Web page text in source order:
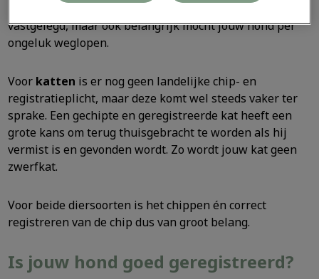
vastgelegd, maar ook belangrijk mocht jouw hond per
ongeluk weglopen.
Voor katten is er nog geen landelijke chip- en
registratieplicht, maar deze komt wel steeds vaker ter
sprake. Een gechipte en geregistreerde kat heeft een
grote kans om terug thuisgebracht te worden als hij
vermist is en gevonden wordt. Zo wordt jouw kat geen
zwerfkat.
Voor beide diersoorten is het chippen én correct
registreren van de chip dus van groot belang.
Is jouw hond goed geregistreerd?